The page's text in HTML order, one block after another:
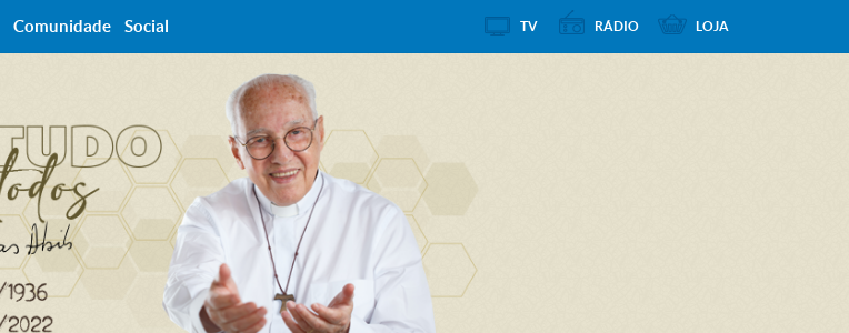
Comunidade Social TV RÁDIO LOJA